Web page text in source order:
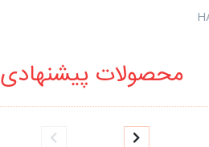
محصولات پیشنهادی